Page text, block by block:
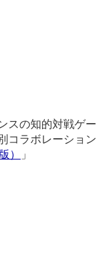
スの知的対戦ゲー
コラボレーション
） 」